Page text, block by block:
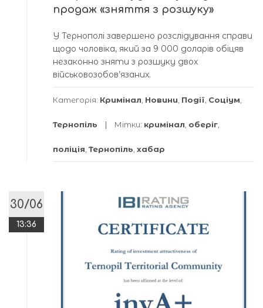
продаж «зняття з розшуку»
У Тернополі завершено розслідування справи
щодо чоловіка, який за 9 000 доларів обіцяв
незаконно зняти з розшуку двох
військовозобов’язаних.
Категорія: Кримінал Новини Події Соціум
Тернопіль Мітки: кримінал оберіг
поліція Тернопіль хабар
30/06
13:36